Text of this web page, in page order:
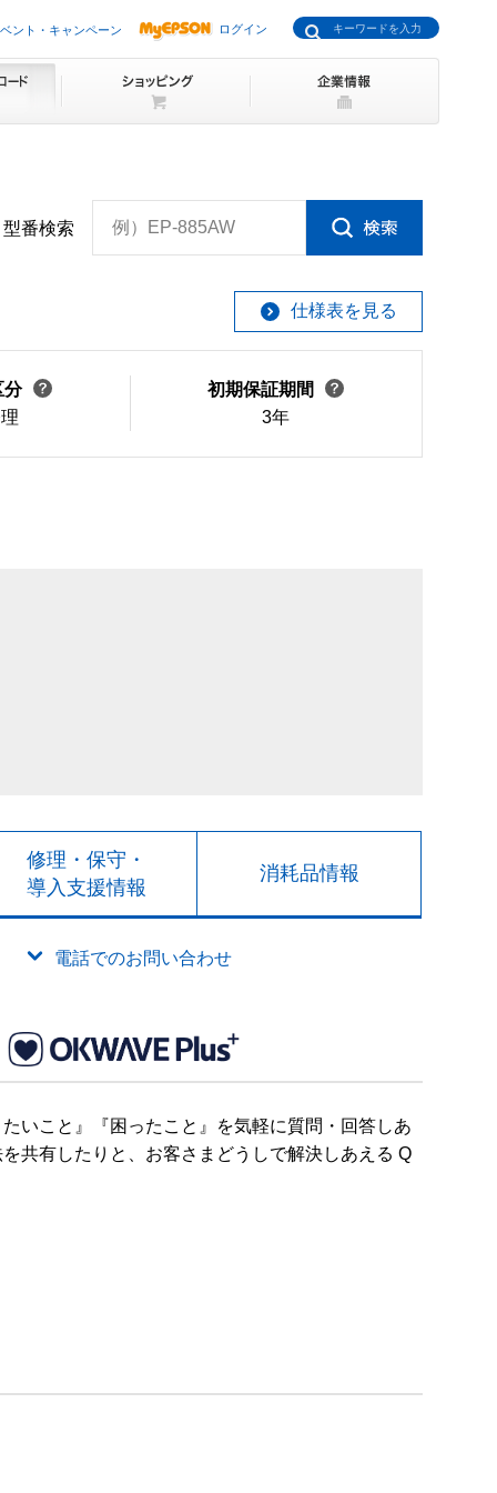
ント・キャンペーン ログイン
型番検索 例）EP-885AW
仕様表を見る
分
初期保証期間
3年
修理・保守・
導入支援情報
消耗品情報
電話でのお問い合わせ
いこと』『困ったこと』を気軽に質問・回答しあ
共有したりと、お客さまどうしで解決しあえる Q